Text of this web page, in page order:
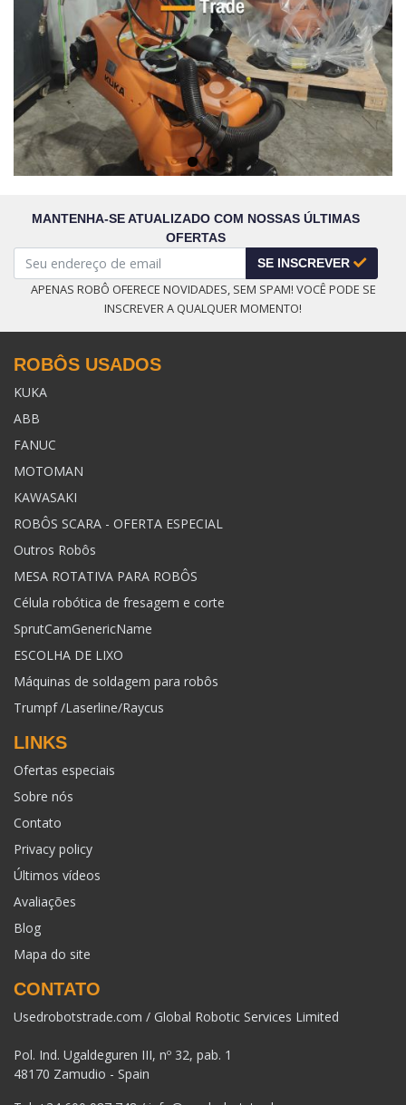
Next
MANTENHA-SE ATUALIZADO COM NOSSAS ÚLTIMAS
OFERTAS
SE INSCREVER
APENAS ROBÔ OFERECE NOVIDADES, SEM SPAM! VOCÊ PODE SE
INSCREVER A QUALQUER MOMENTO!
ROBÔS USADOS
KUKA
ABB
FANUC
MOTOMAN
KAWASAKI
ROBÔS SCARA - OFERTA ESPECIAL
Outros Robôs
MESA ROTATIVA PARA ROBÔS
Célula robótica de fresagem e corte
SprutCamGenericName
ESCOLHA DE LIXO
Máquinas de soldagem para robôs
Trumpf /Laserline/Raycus
LINKS
Ofertas especiais
Sobre nós
Contato
Privacy policy
Últimos vídeos
Avaliações
Blog
Mapa do site
CONTATO
Usedrobotstrade.com / Global Robotic Services Limited
Pol. Ind. Ugaldeguren III, nº 32, pab. 1
48170 Zamudio - Spain